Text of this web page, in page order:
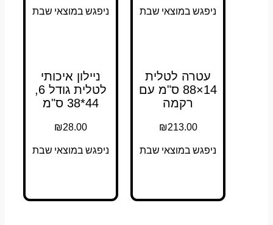
ניפגש במוצאי שבת
עטרה לטלית
14×88 ס"מ עם
רקמה
₪213.00
ניפגש במוצאי שבת
ניפגש במוצאי שבת
ניילון איכותי
לטלית גודל 6,
44*38 ס"מ
₪28.00
ניפגש במוצאי שבת